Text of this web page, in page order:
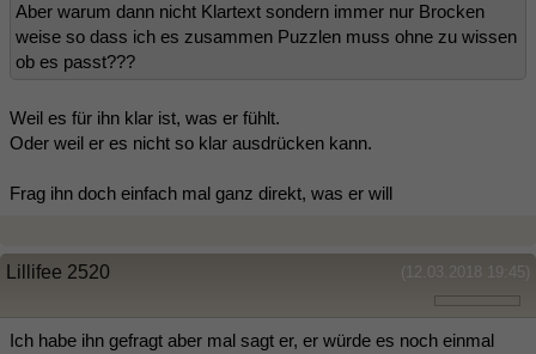
Aber warum dann nicht Klartext sondern immer nur Brocken
weise so dass ich es zusammen Puzzlen muss ohne zu wissen
ob es passt???
Weil es für ihn klar ist, was er fühlt.
Oder weil er es nicht so klar ausdrücken kann.
Frag ihn doch einfach mal ganz direkt, was er will
(12.03.2018 19:45)
Lillifee 2520
Ich habe ihn gefragt aber mal sagt er, er würde es noch einmal